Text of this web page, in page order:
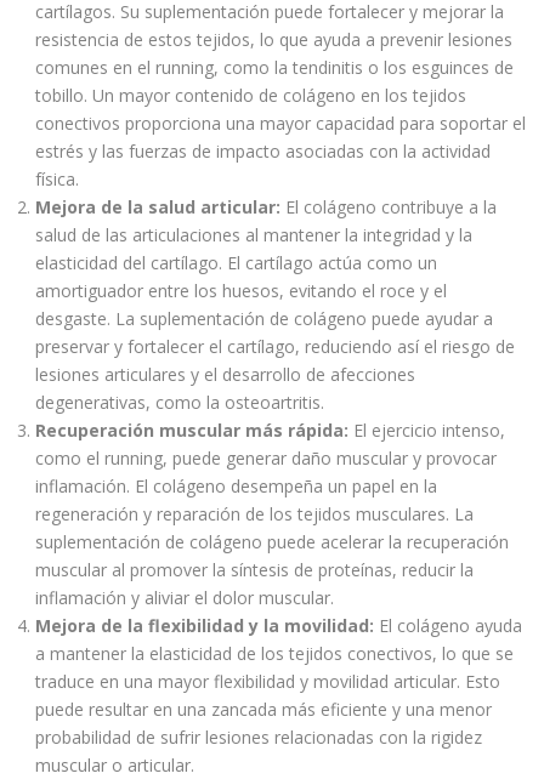
cartílagos. Su suplementación puede fortalecer y mejorar la
resistencia de estos tejidos, lo que ayuda a prevenir lesiones
comunes en el running, como la tendinitis o los esguinces de
tobillo. Un mayor contenido de colágeno en los tejidos
conectivos proporciona una mayor capacidad para soportar el
estrés y las fuerzas de impacto asociadas con la actividad
física.
Mejora de la salud articular: El colágeno contribuye a la
salud de las articulaciones al mantener la integridad y la
elasticidad del cartílago. El cartílago actúa como un
amortiguador entre los huesos, evitando el roce y el
desgaste. La suplementación de colágeno puede ayudar a
preservar y fortalecer el cartílago, reduciendo así el riesgo de
lesiones articulares y el desarrollo de afecciones
degenerativas, como la osteoartritis.
Recuperación muscular más rápida: El ejercicio intenso,
como el running, puede generar daño muscular y provocar
inflamación. El colágeno desempeña un papel en la
regeneración y reparación de los tejidos musculares. La
suplementación de colágeno puede acelerar la recuperación
muscular al promover la síntesis de proteínas, reducir la
inflamación y aliviar el dolor muscular.
Mejora de la flexibilidad y la movilidad: El colágeno ayuda
a mantener la elasticidad de los tejidos conectivos, lo que se
traduce en una mayor flexibilidad y movilidad articular. Esto
puede resultar en una zancada más eficiente y una menor
probabilidad de sufrir lesiones relacionadas con la rigidez
muscular o articular.